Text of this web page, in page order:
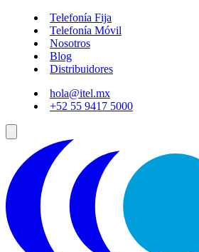
Telefonía Fija
Telefonía Móvil
Nosotros
Blog
Distribuidores
hola@itel.mx
+52 55 9417 5000